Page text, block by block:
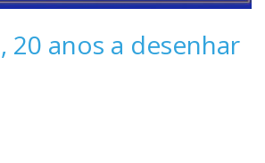
20 anos a desenhar